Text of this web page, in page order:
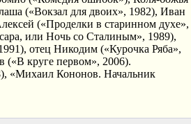
(«Вокзал для двоих», 1982), Иван
(«Проделки в старинном духе»,
или Ночь со Сталиным», 1989),
отец Никодим («Курочка Ряба»,
(«В круге первом», 2006).
«Михаил Кононов. Начальник